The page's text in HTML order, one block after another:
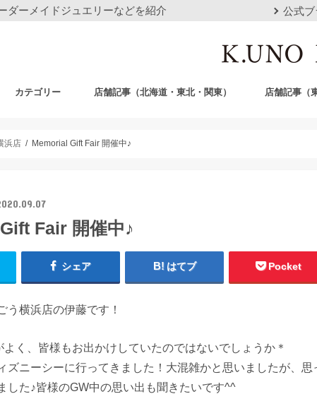
ダーメイドジュエリーなどを紹介 公式ブ
カテゴリー 店舗記事（北海道・東北・関東） 店舗記事（
浜店 Memorial Gift Fair 開催中♪
Fair 開催中♪
シェア はてブ Pocket
う横浜店の伊藤です！
く、皆様もお出かけしていたのではないでしょうか＊
ズニーシーに行ってきました！大混雑かと思いましたが、思
した♪皆様のGW中の思い出も聞きたいです^^